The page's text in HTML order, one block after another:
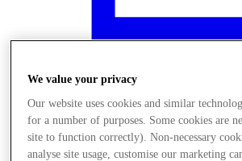
Trgovine
We value your privacy
Our website uses cookies and similar
for a number of purposes. Some cookies are
site to function correctly). Non-necessary
analyse site usage, customise our marketing